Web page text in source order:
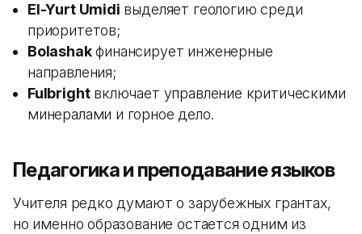
El-Yurt Umidi выделяет геологию среди
приоритетов;
Bolashakфинансирует инженерные
направления;
Fulbrightвключает управление критическими
минералами и горное дело.
Педагогика и преподавание языков
Учителя редко думают о зарубежных грантах,
но именно образование остается одним из